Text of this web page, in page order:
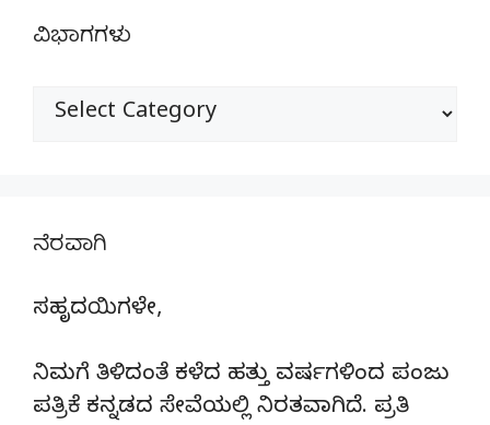
ವಿಭಾಗಗಳು
ವಿಭಾಗಗಳು
ನೆರವಾಗಿ
ಸಹೃದಯಿಗಳೇ,
ನಿಮಗೆ ತಿಳಿದಂತೆ ಕಳೆದ ಹತ್ತು ವರ್ಷಗಳಿಂದ ಪಂಜು
ಪತ್ರಿಕೆ ಕನ್ನಡದ ಸೇವೆಯಲ್ಲಿ ನಿರತವಾಗಿದೆ. ಪ್ರತಿ